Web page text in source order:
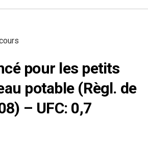
pour les petits
potable (Règl. de
– UFC: 0,7